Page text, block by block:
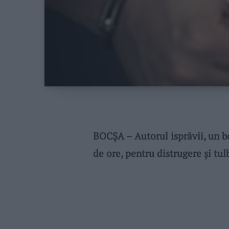
BOCȘA – Autorul isprăvii, un
de ore, pentru distrugere și